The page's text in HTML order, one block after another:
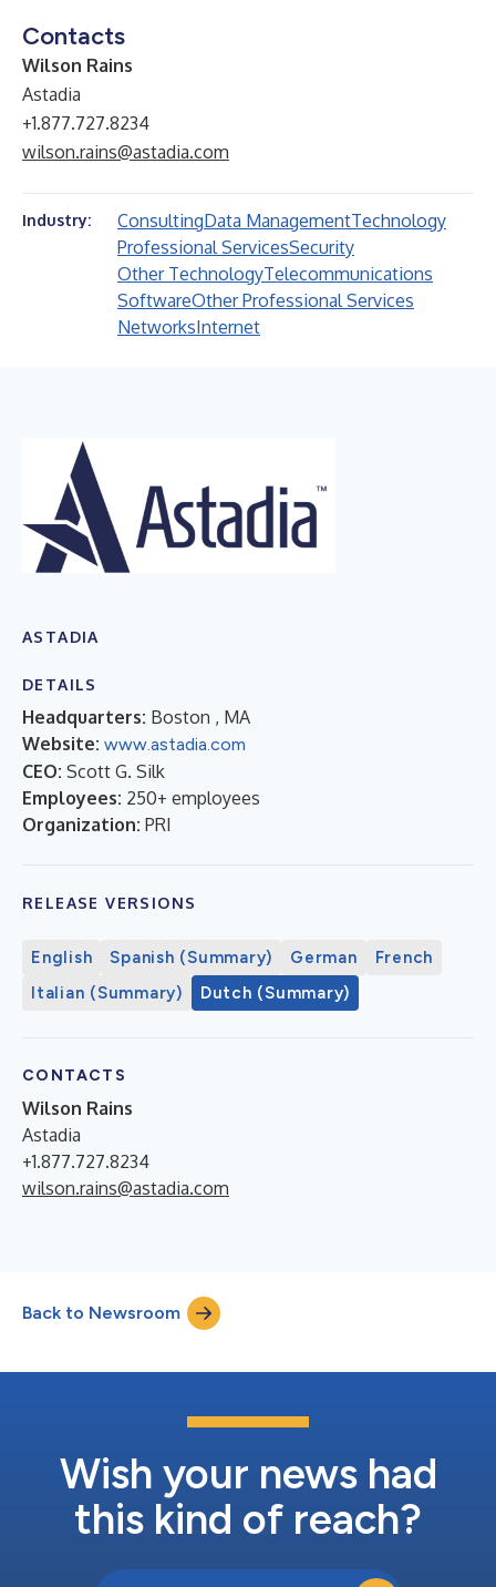
Contacts
Wilson Rains
Astadia
+1.877.727.8234
wilson.rains@astadia.com
Industry: ConsultingData ManagementTechnology
Professional ServicesSecurity
Other TechnologyTelecommunications
SoftwareOther Professional Services
NetworksInternet
ASTADIA
DETAILS
Headquarters: Boston , MA
Website: www.astadia.com
CEO: Scott G. Silk
Employees: 250+ employees
Organization: PRI
RELEASE VERSIONS
English Spanish (Summary) German
French
Italian (Summary)
Dutch (Summary)
CONTACTS
Wilson Rains
Astadia
+1.877.727.8234
wilson.rains@astadia.com
Back to Newsroom
Wish your news had
this kind of reach?